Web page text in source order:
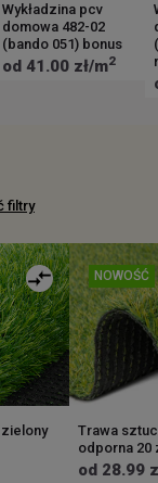
Wykładzina pcv
domowa 482-02
(bando 051) bonus
od 41.00 zł/m2
filtry
NOWOŚĆ
Trawa
odporna 20
od 28.99